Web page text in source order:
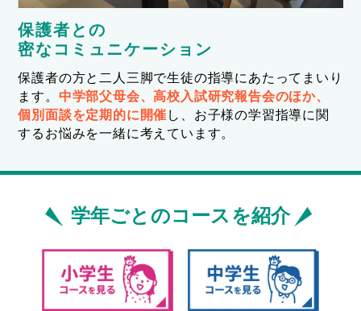
保護者との
密なコミュニケーション
保護者の方と二人三脚で生徒の指導にあたってまいり
ます。 中学部父母会、高校入試研究報告会のほか、
個別面談を定期的に開催 し、お子様の学習指導に関
するお悩みを一緒に考えています。
学年ごとのコースを紹介